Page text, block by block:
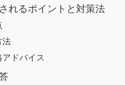
れるポイントと対策法
法
ドバイス